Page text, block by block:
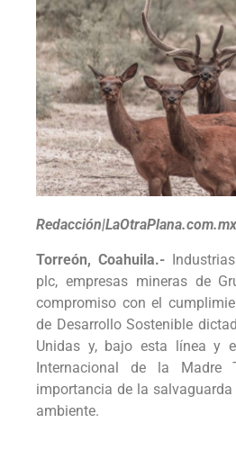
Redacción|LaOtraPlana.com.mx
Torreón, Coahuila.-
plc, empresas mineras de
compromiso con el
de Desarrollo Sostenible
Unidas y, bajo esta línea y
Internacional de la Madre
importancia de la
ambiente.